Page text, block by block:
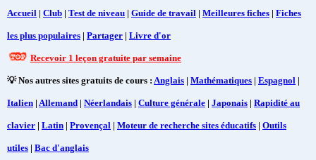
Accueil | Club | Test de niveau | Guide de travail | Meilleures fiches | Fiches
les plus populaires | Partager | Livre d'or
Recevoir 1 leçon gratuite par semaine
💡 Nos autres sites gratuits de cours : Anglais | Mathématiques | Espagnol |
Italien | Allemand | Néerlandais | Culture générale | Japonais | Rapidité au
clavier | Latin | Provençal | Moteur de recherche sites éducatifs | Outils
utiles | Bac d'anglais